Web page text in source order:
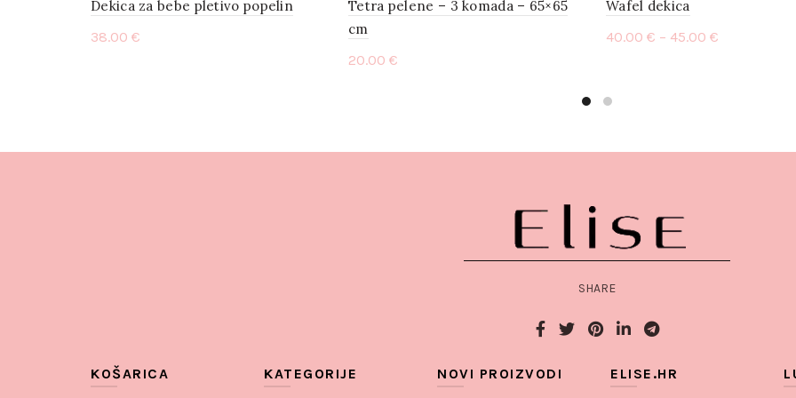
Dekica za bebe pletivo popelin
38.00 €
Tetra pelene – 3 komada – 65×65
cm
20.00 €
Wafel dekica
40.00 € – 45.00 €
SHARE
KOŠARICA KATEGORIJE NOVI PROIZVODI ELISE.HR